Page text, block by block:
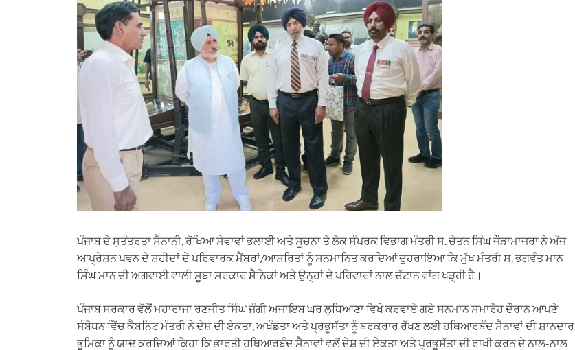
ਪੰਜਾਬ ਦੇ ਸੁਤੰਤਰਤਾ ਸੈਨਾਨੀ, ਰੱਖਿਆ ਸੇਵਾਵਾਂ ਭਲਾਈ ਅਤੇ ਸੂਚਨਾ ਤੇ ਲੋਕ ਸੰਪਰਕ ਵਿਭਾਗ ਮੰਤਰੀ ਸ. ਚੇਤਨ ਸਿੰਘ ਜੌੜਾਮਾਜਰਾ ਨੇ ਅੱਜ
ਆਪ੍ਰੇਸ਼ਨ ਪਵਨ ਦੇ ਸ਼ਹੀਦਾਂ ਦੇ ਪਰਿਵਾਰਕ ਮੈਂਬਰਾਂ/ਆਸ਼ਰਿਤਾਂ ਨੂੰ ਸਨਮਾਨਿਤ ਕਰਦਿਆਂ ਦੁਹਰਾਇਆ ਕਿ ਮੁੱਖ ਮੰਤਰੀ ਸ. ਭਗਵੰਤ ਮਾਨ
ਸਿੰਘ ਮਾਨ ਦੀ ਅਗਵਾਈ ਵਾਲੀ ਸੂਬਾ ਸਰਕਾਰ ਸੈਨਿਕਾਂ ਅਤੇ ਉਨ੍ਹਾਂ ਦੇ ਪਰਿਵਾਰਾਂ ਨਾਲ ਚੱਟਾਨ ਵਾਂਗ ਖੜ੍ਹੀ ਹੈ।
ਪੰਜਾਬ ਸਰਕਾਰ ਵੱਲੋਂ ਮਹਾਰਾਜਾ ਰਣਜੀਤ ਸਿੰਘ ਜੰਗੀ ਅਜਾਇਬ ਘਰ ਲੁਧਿਆਣਾ ਵਿਖੇ ਕਰਵਾਏ ਗਏ ਸਨਮਾਨ ਸਮਾਰੋਹ ਦੌਰਾਨ ਆਪਣੇ
ਸੰਬੋਧਨ ਵਿੱਚ ਕੈਬਨਿਟ ਮੰਤਰੀ ਨੇ ਦੇਸ਼ ਦੀ ਏਕਤਾ, ਅਖੰਡਤਾ ਅਤੇ ਪ੍ਰਭੂਸੱਤਾ ਨੂੰ ਬਰਕਰਾਰ ਰੱਖਣ ਲਈ ਹਥਿਆਰਬੰਦ ਸੈਨਾਵਾਂ ਦੀ ਸ਼ਾਨਦਾਰ
ਭੂਮਿਕਾ ਨੂੰ ਯਾਦ ਕਰਦਿਆਂ ਕਿਹਾ ਕਿ ਭਾਰਤੀ ਹਥਿਆਰਬੰਦ ਸੈਨਾਵਾਂ ਵਲੋਂ ਦੇਸ਼ ਦੀ ਏਕਤਾ ਅਤੇ ਪ੍ਰਭੂਸੱਤਾ ਦੀ ਰਾਖੀ ਕਰਨ ਦੇ ਨਾਲ-ਨਾਲ